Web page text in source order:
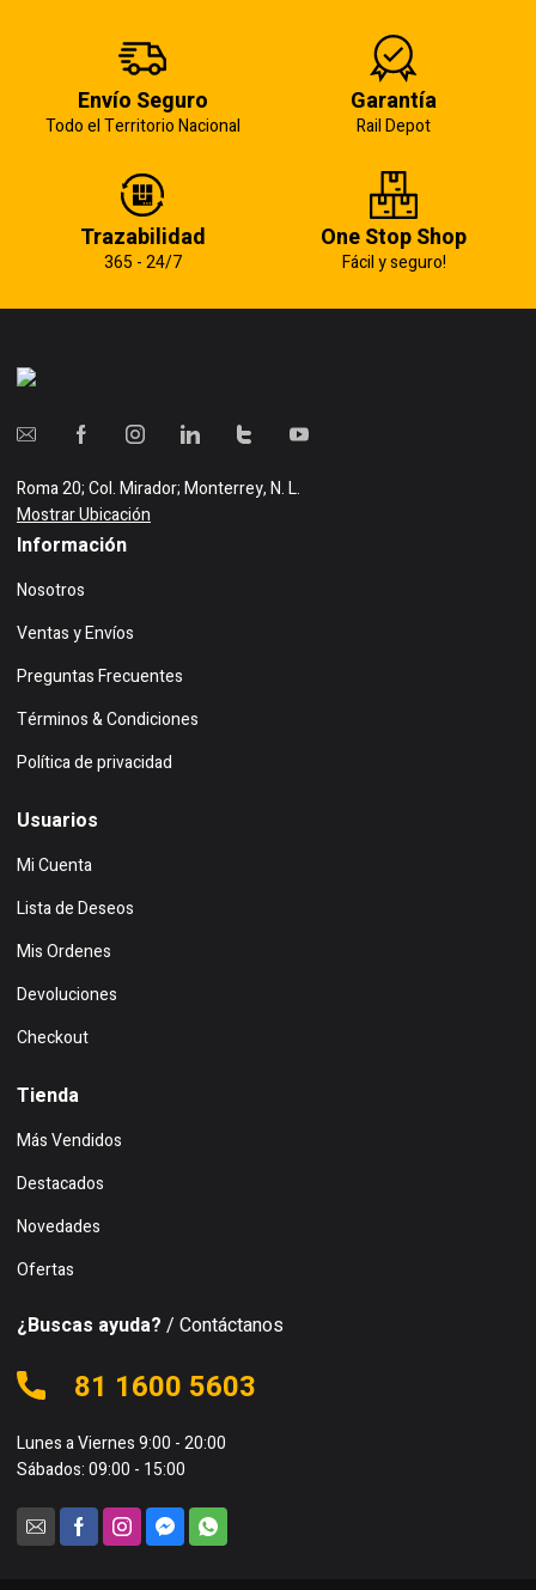
Envío Seguro
Todo el Territorio Nacional
Garantía
Rail Depot
Trazabilidad
365 - 24/7
One Stop Shop
Fácil y seguro!
Roma 20; Col. Mirador; Monterrey, N. L.
Mostrar Ubicación
Información
Nosotros
Ventas y Envíos
Preguntas Frecuentes
Términos & Condiciones
Política de privacidad
Usuarios
Mi Cuenta
Lista de Deseos
Mis Ordenes
Devoluciones
Checkout
Tienda
Más Vendidos
Destacados
Novedades
Ofertas
¿Buscas ayuda? / Contáctanos
81 1600 5603
Lunes a Viernes 9:00 - 20:00
Sábados: 09:00 - 15:00